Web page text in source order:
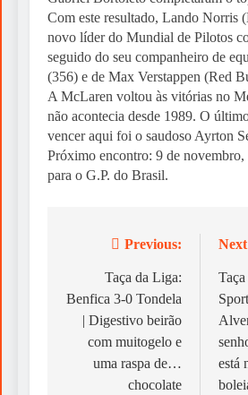
Com este resultado, Lando Norris
novo líder do Mundial de Pilotos
seguido do seu companheiro de
(356) e de Max Verstappen (Red
A McLaren voltou às vitórias no
não acontecia desde 1989. O
vencer aqui foi o saudoso Ayrton
Próximo encontro: 9 de novembro,
para o G.P. do Brasil.
navigation
Previous:
Taça da Liga:
Benfica 3-0 Tondela
| Digestivo beirão
com muitogelo e
uma raspa de…
chocolate
está